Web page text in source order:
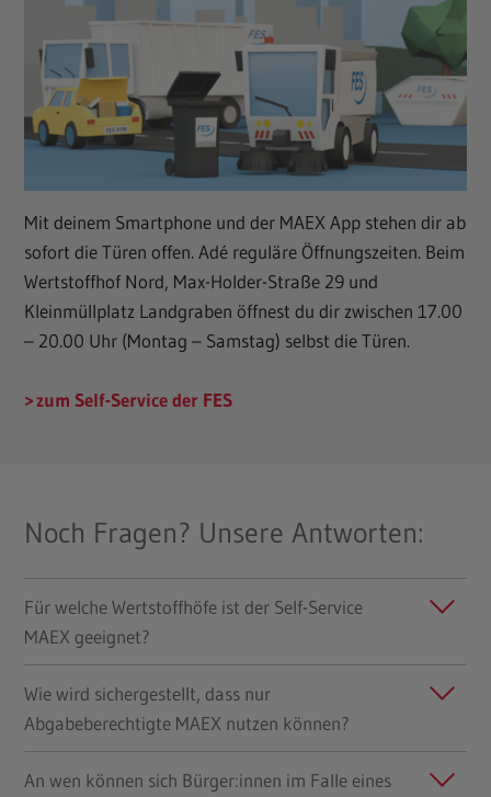
Mit deinem Smartphone und der MAEX App stehen dir ab
sofort die Türen offen. Adé reguläre Öffnungszeiten. Beim
Wertstoffhof Nord, Max-Holder-Straße 29 und
Kleinmüllplatz Landgraben öffnest du dir zwischen 17.00
– 20.00 Uhr (Montag – Samstag) selbst die Türen.
zum Self-Service der FES
Noch Fragen? Unsere Antworten:
Für welche Wertstoffhöfe ist der Self-Service
MAEX geeignet?
Wie wird sichergestellt, dass nur
Abgabeberechtigte MAEX nutzen können?
An wen können sich Bürger:innen im Falle eines